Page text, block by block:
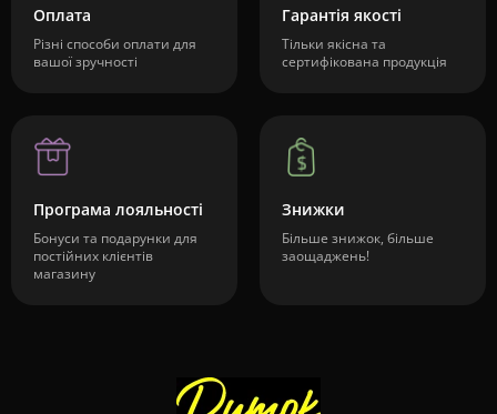
Оплата
Різні способи оплати для
вашої зручності
Гарантія якості
Тільки якісна та
сертифікована продукція
Програма лояльності
Бонуси та подарунки для
постійних клієнтів
магазину
Знижки
Більше знижок, більше
заощаджень!